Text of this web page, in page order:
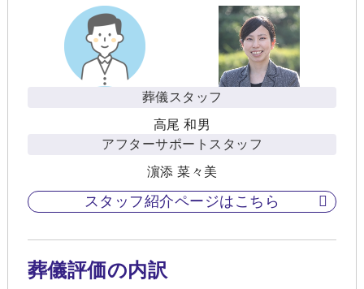
葬儀スタッフ
高尾 和男
アフターサポートスタッフ
濵添 菜々美
スタッフ紹介ページはこちら
葬儀評価の内訳